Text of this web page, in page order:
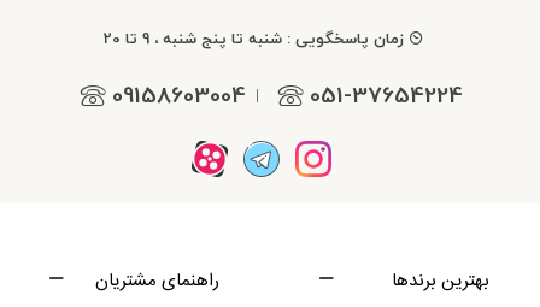
زمان پاسخگویی : شنبه تا پنج شنبه ، 9 تا 20
051-37654224
|
09158603004
بهترین برندها راهنمای مشتریان